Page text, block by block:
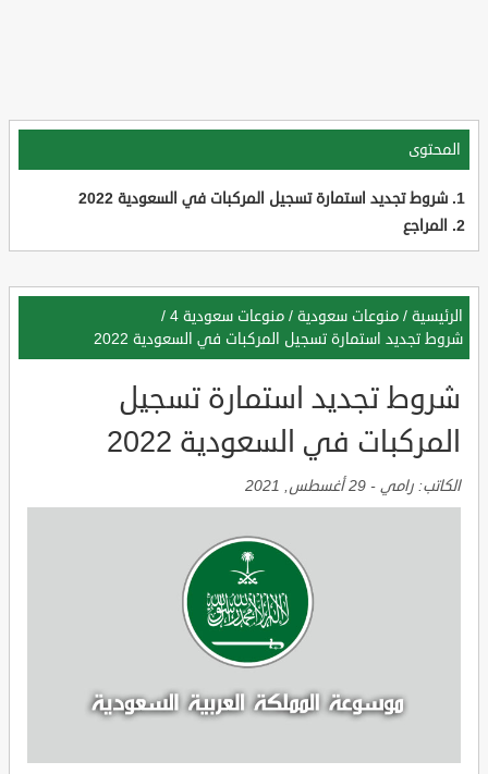
المحتوى
شروط تجديد استمارة تسجيل المركبات في السعودية 2022
المراجع
الرئيسية / منوعات سعودية / منوعات سعودية 4
/
شروط تجديد استمارة تسجيل المركبات في السعودية 2022
شروط تجديد استمارة تسجيل
المركبات في السعودية 2022
الكاتب: رامي - 29 أغسطس, 2021